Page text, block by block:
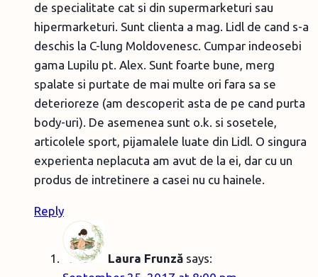
de specialitate cat si din supermarketuri sau
hipermarketuri. Sunt clienta a mag. Lidl de cand s-a
deschis la C-lung Moldovenesc. Cumpar indeosebi
gama Lupilu pt. Alex. Sunt foarte bune, merg
spalate si purtate de mai multe ori fara sa se
deterioreze (am descoperit asta de pe cand purta
body-uri). De asemenea sunt o.k. si sosetele,
articolele sport, pijamalele luate din Lidl. O singura
experienta neplacuta am avut de la ei, dar cu un
produs de intretinere a casei nu cu hainele.
Reply
Laura Frunză says: